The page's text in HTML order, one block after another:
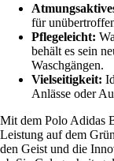
für
Pflegeleicht:
behält es sein
Waschgängen.
Vielseitigkeit:
Anlässe oder
Mit dem Polo Adidas
Leistung auf dem
den Geist und die